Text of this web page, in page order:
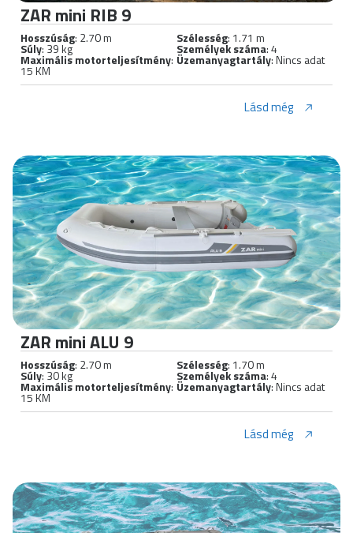
ZAR mini RIB 9
Hosszúság: 2.70 m Szélesség: 1.71 m
Súly: 39 kg Személyek száma: 4
Maximális motorteljesítmény:
15 KM
Üzemanyagtartály: Nincs adat
Lásd még
ZAR mini ALU 9
Hosszúság: 2.70 m Szélesség: 1.70 m
Súly: 30 kg Személyek száma: 4
Maximális motorteljesítmény:
15 KM
Üzemanyagtartály: Nincs adat
Lásd még